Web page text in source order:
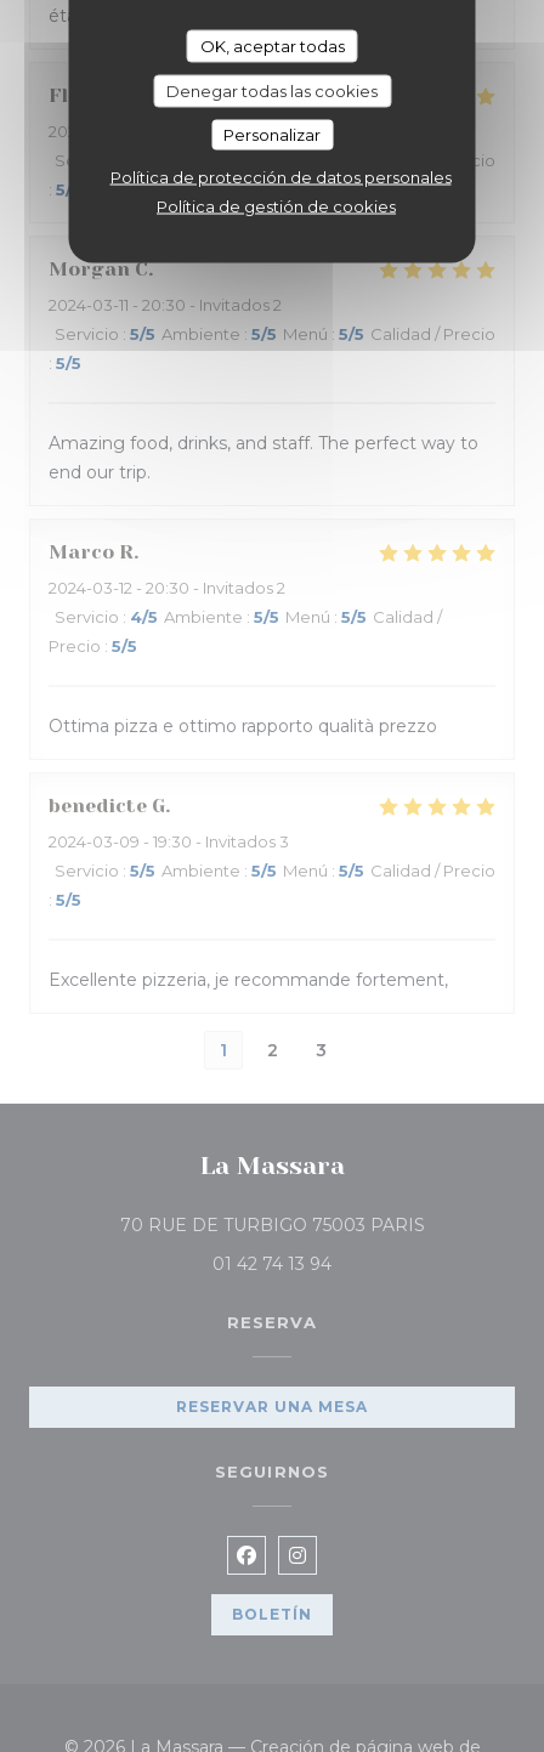
OK, aceptar todas
Denegar todas las cookies
Personalizar
Política de protección de datos personales
Política de gestión de cookies
étaient délicieuses. Excellent rapport qualité/prix.
Florence
2024-03-13
- 19:30 - Invitados 9
Servicio
Calidad / Precio
: 5/5
Morgan C
2024-03-11 - 20:30 - Invitados 2
Servicio : 5/5 Ambiente : 5/5 Menú : 5/5 Calidad / Precio
: 5/5
Amazing food, drinks, and staff. The perfect way to
end our trip.
Marco R
2024-03-12 - 20:30 - Invitados 2
Servicio : 4/5 Ambiente : 5/5 Menú : 5/5 Calidad /
Precio : 5/5
Ottima pizza e ottimo rapporto qualità prezzo
benedicte G
2024-03-09 - 19:30 - Invitados 3
Servicio : 5/5 Ambiente : 5/5 Menú : 5/5 Calidad / Precio
: 5/5
Excellente pizzeria, je recommande fortement,
1 2 3
La Massara
70 RUE DE TURBIGO 75003 PARIS((abre en una
01 42 74 13 94
RESERVA
RESERVAR UNA MESA
SEGUIRNOS
Facebook ((abre en una
Instagram ((abre en una
BOLETÍN
© 2026 La Massara — Creación de página web de